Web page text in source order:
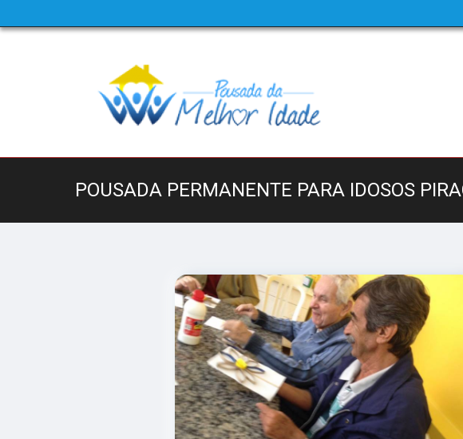
POUSADA PERMANENTE PARA IDOSOS